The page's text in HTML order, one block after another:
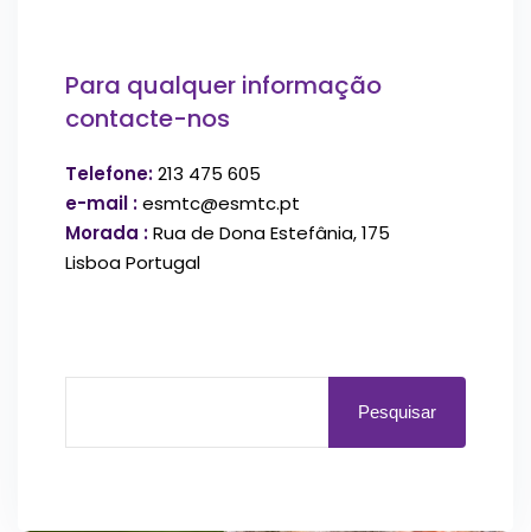
Para qualquer informação
contacte-nos
Telefone:213 475 605
e-mail :esmtc@esmtc.pt
Morada :Rua de Dona Estefânia, 175
Lisboa Portugal
Pesquisar